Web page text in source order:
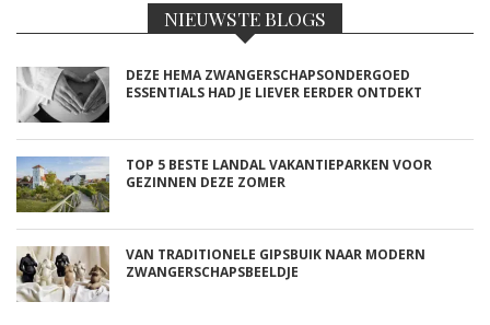
NIEUWSTE BLOGS
DEZE HEMA ZWANGERSCHAPSONDERGOED
ESSENTIALS HAD JE LIEVER EERDER ONTDEKT
TOP 5 BESTE LANDAL VAKANTIEPARKEN VOOR
GEZINNEN DEZE ZOMER
VAN TRADITIONELE GIPSBUIK NAAR MODERN
ZWANGERSCHAPSBEELDJE